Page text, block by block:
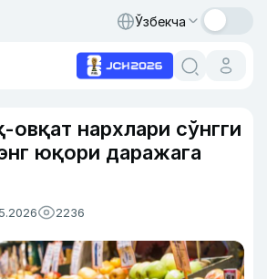
Ўзбекча
овқат нархлари сўнгги
юқори даражага
2236